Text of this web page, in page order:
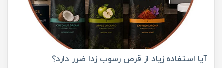
آیا استفاده زیاد از قرص رسوب زدا ضرر دارد؟